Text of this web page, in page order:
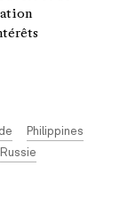
Philippines
Russie